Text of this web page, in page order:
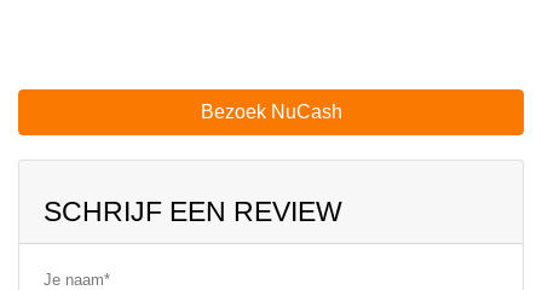
Bezoek NuCash
SCHRIJF EEN REVIEW
Je naam*